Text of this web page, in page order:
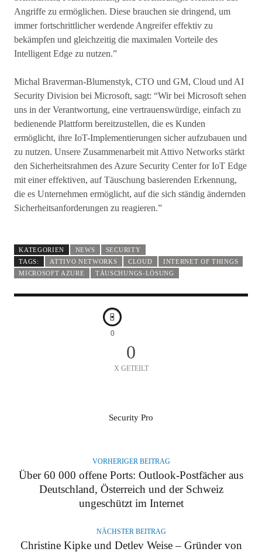
Angriffe zu ermöglichen. Diese brauchen sie dringend, um
immer fortschrittlicher werdende Angreifer effektiv zu
bekämpfen und gleichzeitig die maximalen Vorteile des
Intelligent Edge zu nutzen.”
Michal Braverman-Blumenstyk, CTO und GM, Cloud und AI
Security Division bei Microsoft, sagt: “Wir bei Microsoft sehen
uns in der Verantwortung, eine vertrauenswürdige, einfach zu
bedienende Plattform bereitzustellen, die es Kunden
ermöglicht, ihre IoT-Implementierungen sicher aufzubauen und
zu nutzen. Unsere Zusammenarbeit mit Attivo Networks stärkt
den Sicherheitsrahmen des Azure Security Center for IoT Edge
mit einer effektiven, auf Täuschung basierenden Erkennung,
die es Unternehmen ermöglicht, auf die sich ständig ändernden
Sicherheitsanforderungen zu reagieren.”
KATEGORIEN NEWS
SECURITY
TAGS:
ATTIVO NETWORKS CLOUD
INTERNET OF THINGS
MICROSOFT AZURE
TÄUSCHUNGS-LÖSUNG
0
0
X GETEILT
R
Security Pro
VORHERIGER BEITRAG
Über 60 000 offene Ports: Outlook-Postfächer aus
Deutschland, Österreich und der Schweiz
ungeschützt im Internet
NÄCHSTER BEITRAG
Christine Kipke und Detlev Weise – Gründer von